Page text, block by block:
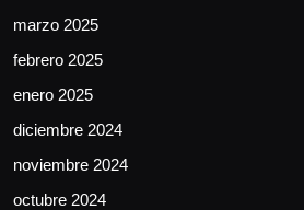
marzo 2025
febrero 2025
enero 2025
diciembre 2024
noviembre 2024
octubre 2024